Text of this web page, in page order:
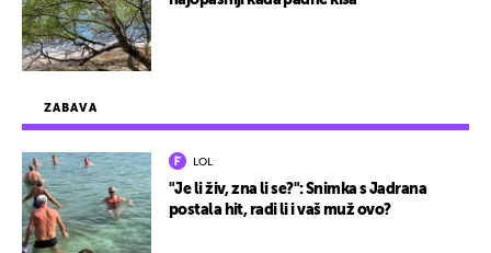
ZABAVA
LOL
"Je li živ, zna li se?": Snimka s Jadrana
postala hit, radi li i vaš muž ovo?